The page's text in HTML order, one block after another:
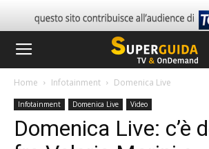
Home Infotainment Domenica Live
Infotainment Domenica Live Video
Domenica Live: c’è